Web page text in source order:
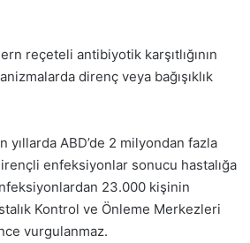
reçeteli antibiyotik karşıtlığının
direnç veya bağışıklık
yıllarda ABD’de 2 milyondan fazla
enfeksiyonlar sonucu hastalığa
23.000 kişinin
Kontrol ve Önleme Merkezleri
vurgulanmaz.